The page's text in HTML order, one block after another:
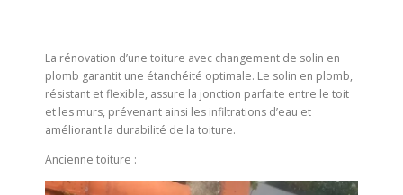
La rénovation d’une toiture avec changement de solin en
plomb garantit une étanchéité optimale. Le solin en plomb,
résistant et flexible, assure la jonction parfaite entre le toit
et les murs, prévenant ainsi les infiltrations d’eau et
améliorant la durabilité de la toiture.
Ancienne toiture :